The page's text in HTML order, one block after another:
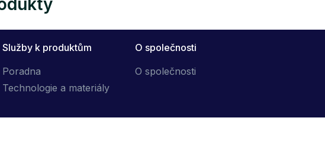
Služby k produktům
Poradna
Technologie a materiály
O společnosti
O společnosti